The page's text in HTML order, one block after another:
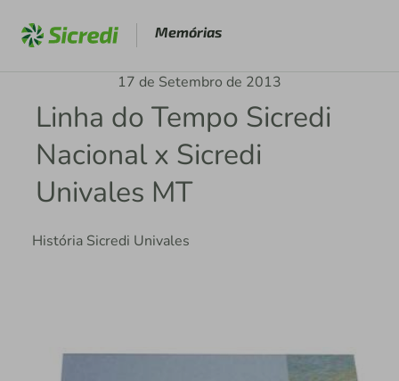
Memórias
17 de Setembro de 2013
Linha do Tempo Sicredi
Nacional x Sicredi
Univales MT
História Sicredi Univales